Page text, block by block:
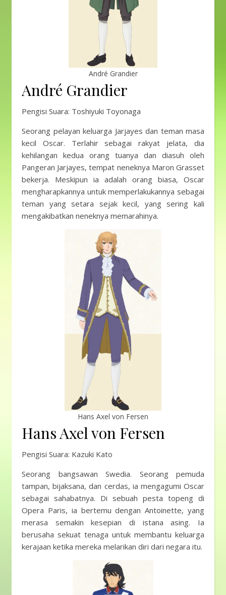
André Grandier
André Grandier
Pengisi Suara: Toshiyuki Toyonaga
Seorang pelayan keluarga Jarjayes dan teman masa
kecil Oscar. Terlahir sebagai rakyat jelata, dia
kehilangan kedua orang tuanya dan diasuh oleh
Pangeran Jarjayes, tempat neneknya Maron Grasset
bekerja. Meskipun ia adalah orang biasa, Oscar
mengharapkannya untuk memperlakukannya sebagai
teman yang setara sejak kecil, yang sering kali
mengakibatkan neneknya memarahinya.
Hans Axel von Fersen
Hans Axel von Fersen
Pengisi Suara: Kazuki Kato
Seorang bangsawan Swedia. Seorang pemuda
tampan, bijaksana, dan cerdas, ia mengagumi Oscar
sebagai sahabatnya. Di sebuah pesta topeng di
Opera Paris, ia bertemu dengan Antoinette, yang
merasa semakin kesepian di istana asing. Ia
berusaha sekuat tenaga untuk membantu keluarga
kerajaan ketika mereka melarikan diri dari negara itu.